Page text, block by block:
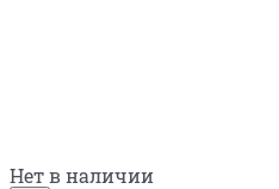
Нет в наличии